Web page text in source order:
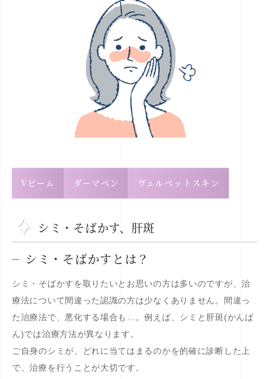
Vビーム ダーマペン ヴェルベットスキン
シミ・そばかす、肝斑
シミ・そばかすとは？
シミ・そばかすを取りたいとお思いの方は多いのですが、治
療法について間違った認識の方は少なくありません。間違っ
た治療法で、悪化する場合も…。例えば、シミと肝斑(かんぱ
ん)では治療方法が異なります。
ご自身のシミが、どれに当てはまるのかを的確に診断した上
で、治療を行うことが大切です。